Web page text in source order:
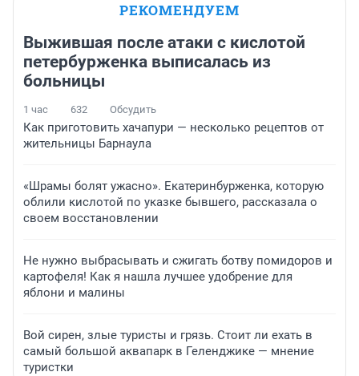
РЕКОМЕНДУЕМ
Выжившая после атаки с кислотой
петербурженка выписалась из
больницы
1 час 632 Обсудить
Как приготовить хачапури — несколько рецептов от
жительницы Барнаула
«Шрамы болят ужасно». Екатеринбурженка, которую
облили кислотой по указке бывшего, рассказала о
своем восстановлении
Не нужно выбрасывать и сжигать ботву помидоров и
картофеля! Как я нашла лучшее удобрение для
яблони и малины
Вой сирен, злые туристы и грязь. Стоит ли ехать в
самый большой аквапарк в Геленджике — мнение
туристки